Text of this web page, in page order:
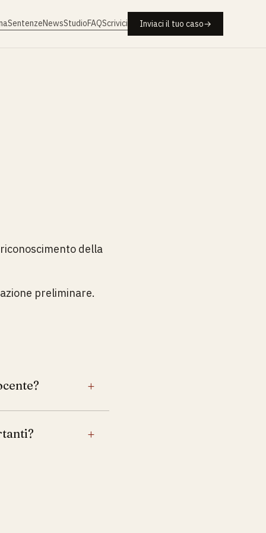
SentenzeNewsStudioFAQScrivici Inviaci il tuo caso→
della
preliminare.
+
+